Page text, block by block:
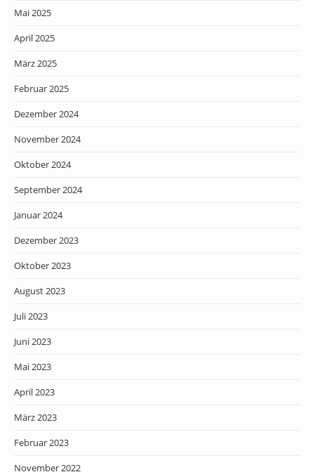
Mai 2025
April 2025
März 2025
Februar 2025
Dezember 2024
November 2024
Oktober 2024
September 2024
Januar 2024
Dezember 2023
Oktober 2023
August 2023
Juli 2023
Juni 2023
Mai 2023
April 2023
März 2023
Februar 2023
November 2022